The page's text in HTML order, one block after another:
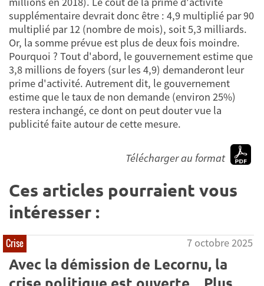
supplémentaire devrait donc être : 4,9 multiplié par 90
multiplié par 12 (nombre de mois), soit 5,3 milliards.
Or, la somme prévue est plus de deux fois moindre.
Pourquoi ? Tout d'abord, le gouvernement estime que
3,8 millions de foyers (sur les 4,9) demanderont leur
prime d'activité. Autrement dit, le gouvernement
estime que le taux de non demande (environ 25%)
restera inchangé, ce dont on peut douter vue la
publicité faite autour de cette mesure.
Télécharger au format
Ces articles pourraient vous
intéresser :
Crise 7 octobre 2025
Avec la démission de Lecornu, la